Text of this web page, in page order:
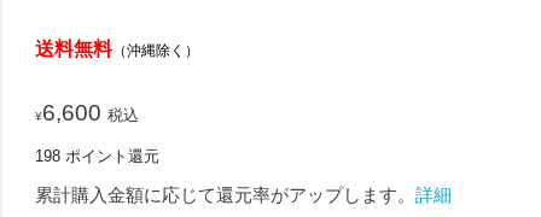
送料無料（沖縄除く）
¥6,600 税込
198 ポイント還元
累計購入金額に応じて還元率がアップします。詳細